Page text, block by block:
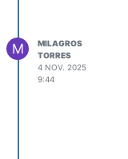
M
MILAGROS
TORRES
4 NOV. 2025
9:44